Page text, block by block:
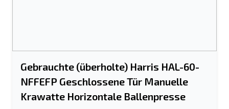
Gebrauchte (überholte) Harris HAL-60-
NFFEFP Geschlossene Tür Manuelle
Krawatte Horizontale Ballenpresse